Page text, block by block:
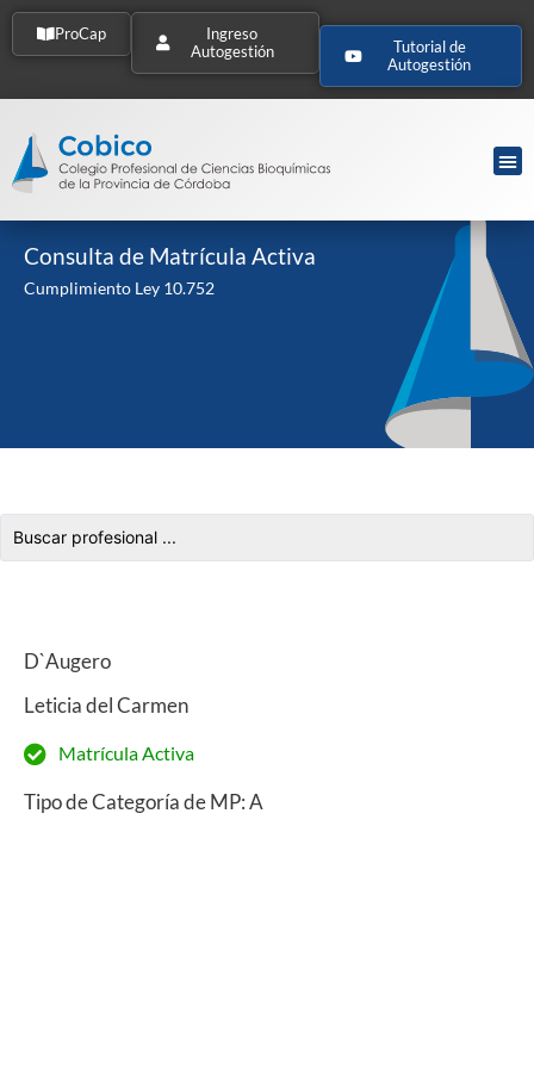
ProCap
Ingreso
Autogestión
Tutorial de
Autogestión
Consulta de Matrícula Activa
Cumplimiento Ley 10.752
D`Augero
Leticia del Carmen
Matrícula Activa
Tipo de Categoría de MP: A